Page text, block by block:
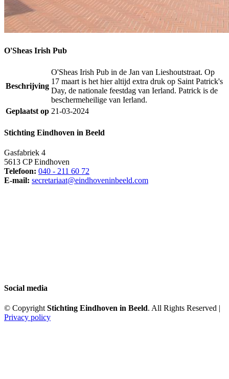
O'Sheas Irish Pub
Beschrijving
O'Sheas Irish Pub in de Jan van Lieshoutstraat. Op
17 maart is het hier altijd extra druk op Saint Patrick's
Day, de nationale feestdag van Ierland. Patrick is de
beschermeheilige van Ierland.
Geplaatst op 21-03-2024
Stichting Eindhoven in Beeld
Gasfabriek 4
5613 CP Eindhoven
Telefoon: 040 - 211 60 72
E-mail: secretariaat@eindhoveninbeeld.com
Social media
© Copyright Stichting Eindhoven in Beeld. All Rights Reserved |
Privacy policy